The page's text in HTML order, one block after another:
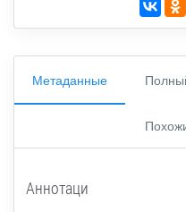
Метаданные
Аннотаци